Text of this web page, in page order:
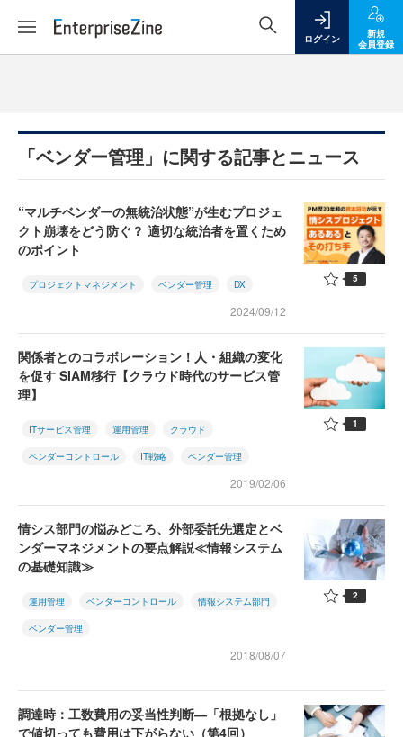
ログイン
新規
会員登録
「ベンダー管理」に関する記事とニュース
“マルチベンダーの無統治状態”が生むプロジェ
クト崩壊をどう防ぐ？ 適切な統治者を置くため
のポイント
プロジェクトマネジメント ベンダー管理 DX
2024/09/12
5
関係者とのコラボレーション！人・組織の変化
を促す SIAM移行【クラウド時代のサービス管
理】
ITサービス管理 運用管理 クラウド
ベンダーコントロール IT戦略 ベンダー管理
2019/02/06
1
情シス部門の悩みどころ、外部委託先選定とベ
ンダーマネジメントの要点解説≪情報システム
の基礎知識≫
運用管理 ベンダーコントロール 情報システム部門
ベンダー管理
2018/08/07
2
調達時：工数費用の妥当性判断―「根拠なし」
で値切っても費用は下がらない（第4回）